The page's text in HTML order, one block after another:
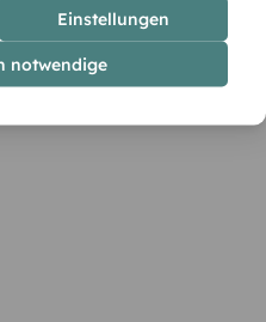
Einstellungen
notwendige